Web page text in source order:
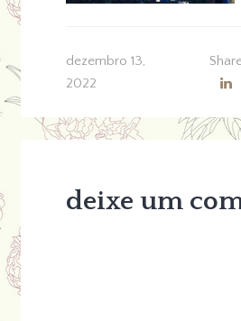
dezembro 13,
2022
deixe um